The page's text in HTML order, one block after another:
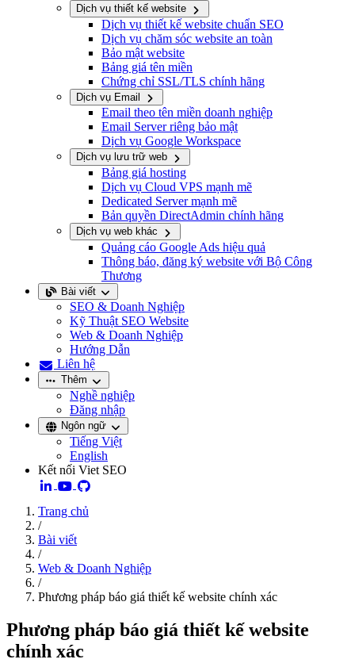
Dịch vụ thiết kế website
Dịch vụ thiết kế website chuẩn SEO
Dịch vụ chăm sóc website an toàn
Bảo mật website
Bảng giá tên miền
Chứng chỉ SSL/TLS chính hãng
Dịch vụ Email
Email theo tên miền doanh nghiệp
Email Server riêng bảo mật
Dịch vụ Google Workspace
Dịch vụ lưu trữ web
Bảng giá hosting
Dịch vụ Cloud VPS mạnh mẽ
Dedicated Server mạnh mẽ
Bản quyền DirectAdmin chính hãng
Dịch vụ web khác
Quảng cáo Google Ads hiệu quả
Thông báo, đăng ký website với Bộ Công
Thương
Bài viết
SEO & Doanh Nghiệp
Kỹ Thuật SEO Website
Web & Doanh Nghiệp
Hướng Dẫn
Liên hệ
Thêm
Nghề nghiệp
Đăng nhập
Ngôn ngữ
Tiếng Việt
English
Kết nối Viet SEO
Trang chủ
/
Bài viết
/
Web & Doanh Nghiệp
/
Phương pháp báo giá thiết kế website chính xác
Phương pháp báo giá thiết kế website
chính xác